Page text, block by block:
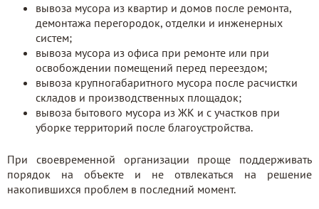
вывоза мусора из квартир и домов после ремонта,
демонтажа перегородок, отделки и инженерных
систем;
вывоза мусора из офиса при ремонте или при
освобождении помещений перед переездом;
вывоза крупногабаритного мусора после расчистки
складов и производственных площадок;
вывоза бытового мусора из ЖК и с участков при
уборке территорий после благоустройства.
При своевременной организации проще поддерживать
порядок на объекте и не отвлекаться на решение
накопившихся проблем в последний момент.